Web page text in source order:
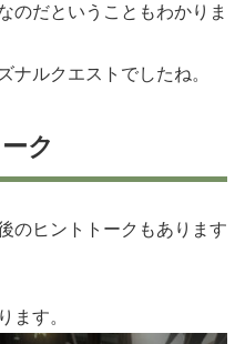
のだということもわかりま
ナルクエストでしたね。
ク
のヒントトークもあります
ます。